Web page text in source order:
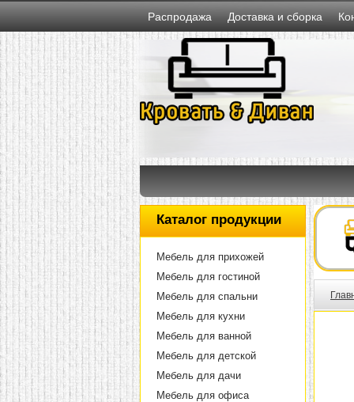
Распродажа Доставка и сборка
Каталог продукции
Мебель для прихожей
Мебель для гостиной
Мебель для спальни
Мебель для кухни
Мебель для ванной
Мебель для детской
Мебель для дачи
Мебель для офиса